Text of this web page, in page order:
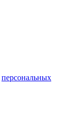
персональных